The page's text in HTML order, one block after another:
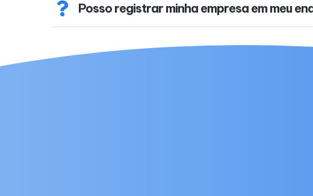
Posso registrar minha empresa em meu